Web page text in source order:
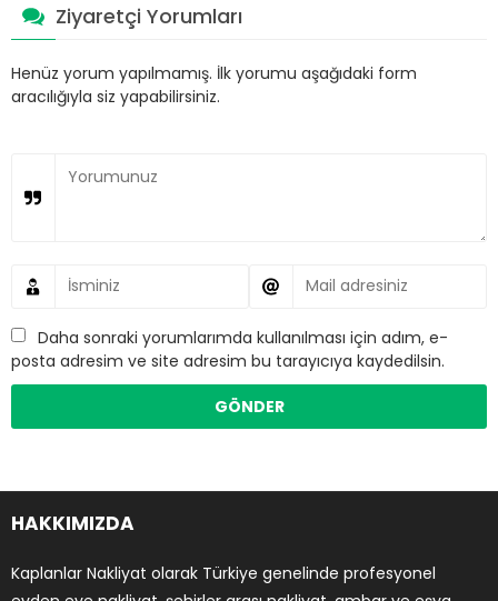
Ziyaretçi Yorumları
Henüz yorum yapılmamış. İlk yorumu aşağıdaki form
aracılığıyla siz yapabilirsiniz.
Daha sonraki yorumlarımda kullanılması için adım, e-
posta adresim ve site adresim bu tarayıcıya kaydedilsin.
HAKKIMIZDA
Kaplanlar Nakliyat olarak Türkiye genelinde profesyonel